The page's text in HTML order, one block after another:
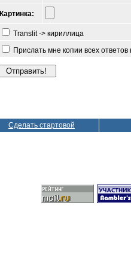
Картинка:
Translit -> кириллица
Прислать мне копии всех
Сделать стартовой